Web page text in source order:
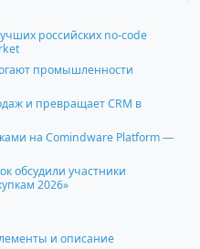
российских no-code
промышленности
и превращает CRM в
на Comindware Platform —
обсудили участники
2026»
и описание